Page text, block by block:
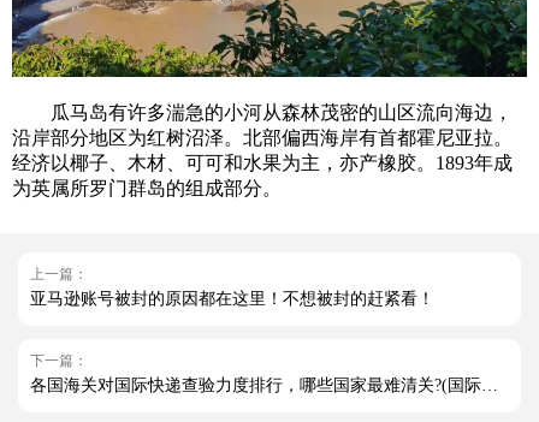
瓜马岛有许多湍急的小河从森林茂密的山区流向海边，
沿岸部分地区为红树沼泽。北部偏西海岸有首都霍尼亚拉。
经济以椰子、木材、可可和水果为主，亦产橡胶。1893年成
为英属所罗门群岛的组成部分。
上一篇：
亚马逊账号被封的原因都在这里！不想被封的赶紧看！
下一篇：